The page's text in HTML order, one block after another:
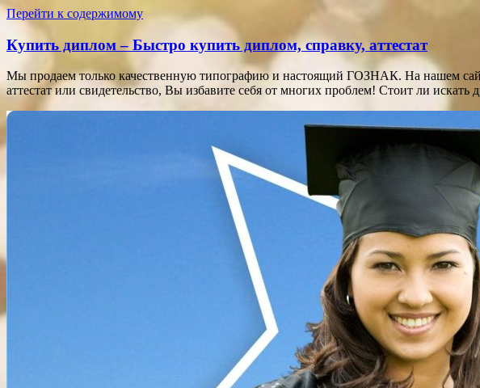
Перейти к содержимому
Купить диплом – Быстро купить диплом, справку, аттестат
Мы продаем только качественную типографию и настоящий ГОЗНАК. На нашем
аттестат или свидетельство, Вы избавите себя от многих проблем! Стоит ли